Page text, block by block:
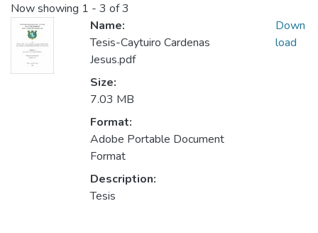
Now showing 1 - 3 of 3
Name:
Tesis-Caytuiro Cardenas
Jesus.pdf
Size:
7.03 MB
Format:
Adobe Portable Document
Format
Description:
Tesis
Down
load